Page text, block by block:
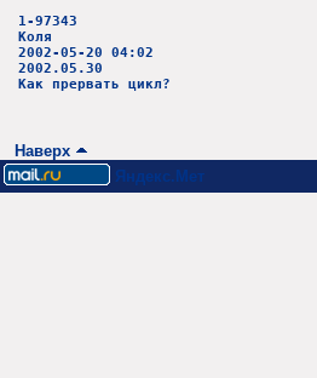
1-97343
Коля
2002-05-20 04:02
2002.05.30
Как прервать цикл?
Наверх